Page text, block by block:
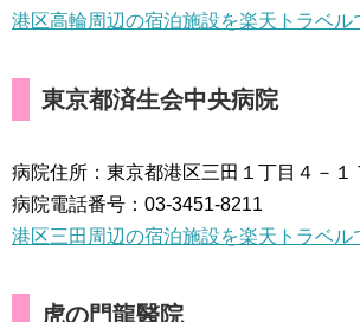
港区高輪周辺の宿泊施設を楽天トラベル
東京都済生会中央病院
病院住所：東京都港区三田１丁目４－１
病院電話番号：03-3451-8211
港区三田周辺の宿泊施設を楽天トラベル
虎の門龍醫院